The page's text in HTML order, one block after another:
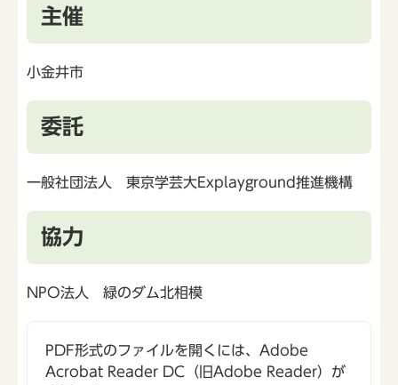
主催
小金井市
委託
一般社団法人 東京学芸大Explayground推進機構
協力
NPO法人 緑のダム北相模
PDF形式のファイルを開くには、Adobe
Acrobat Reader DC（旧Adobe Reader）が